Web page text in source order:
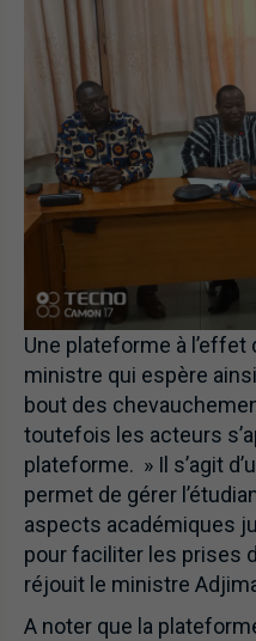
Une plateforme à l’effet
ministre qui espère
bout des
toutefois les acteurs
plateforme. » Il s’agit
permet de gérer
aspects académiques
pour faciliter les prises
réjouit le ministre
A noter que la